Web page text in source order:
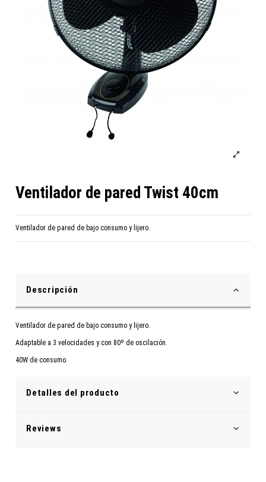
Ventilador de pared Twist 40cm
Ventilador de pared de bajo consumo y lijero.
Descripción
Ventilador de pared de bajo consumo y lijero.
Adaptable a 3 velocidades y con 80º de oscilación.
40W de consumo.
Detalles del producto
Reviews